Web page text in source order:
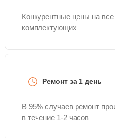
Конкурентные цены на
комплектующих
Ремонт за 1 день
В 95% случаев ремонт
в течение 1-2 часов